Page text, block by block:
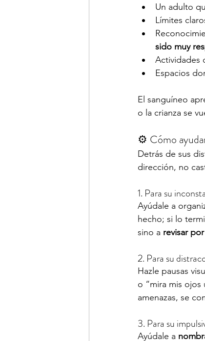
Un adulto
Límites
sido muy
Actividades
Espacios
El sanguíneo
o la crianza se
⚙️ Cómo
Detrás de sus
dirección, no
1. Para su
Ayúdale a
hecho; si lo
sino a revisar
2. Para su
Hazle pausas
o “mira mis
amenazas, se
3. Para su
Ayúdale a